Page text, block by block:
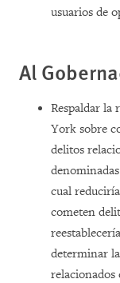
usuarios de
Al
Respaldar la
York sobre
delitos
cual
cometen
determinar
relacionados